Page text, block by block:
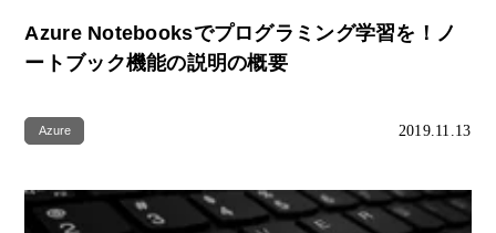
Azure Notebooksでプログラミング学習を！ノ
ートブック機能の説明の概要
Azure 2019.11.13